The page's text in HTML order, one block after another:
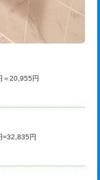
＝20,955円
=32,835円